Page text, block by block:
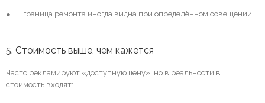
● граница ремонта иногда видна при определённом освещении.
5. Стоимость выше, чем кажется
Часто рекламируют «доступную цену», но в реальности в
стоимость входят: